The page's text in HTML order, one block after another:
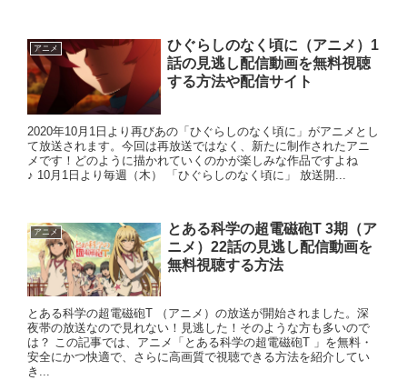
アニメ
ひぐらしのなく頃に（アニメ）1
話の見逃し配信動画を無料視聴
する方法や配信サイト
2020年10月1日より再びあの「ひぐらしのなく頃に」がアニメとし
て放送されます。今回は再放送ではなく、新たに制作されたアニ
メです！どのように描かれていくのかが楽しみな作品ですよね
♪ 10月1日より毎週（木） 「ひぐらしのなく頃に」 放送開...
アニメ
とある科学の超電磁砲T 3期（ア
ニメ）22話の見逃し配信動画を
無料視聴する方法
とある科学の超電磁砲T （アニメ）の放送が開始されました。深
夜帯の放送なので見れない！見逃した！そのような方も多いので
は？ この記事では、アニメ「とある科学の超電磁砲T 」を無料・
安全にかつ快適で、さらに高画質で視聴できる方法を紹介してい
き...